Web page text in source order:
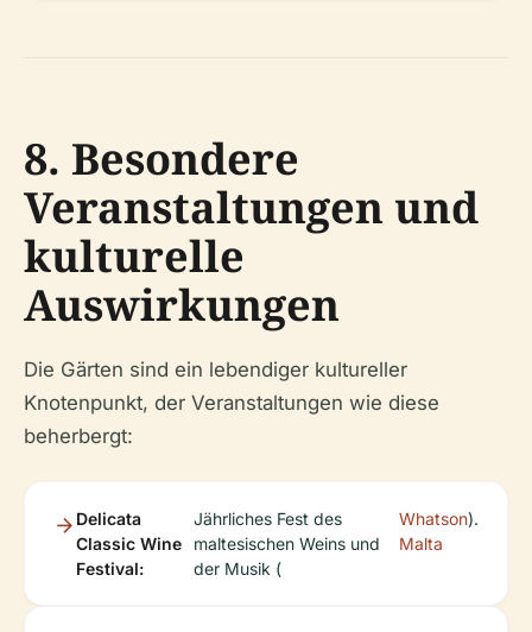
8. Besondere
Veranstaltungen und
kulturelle
Auswirkungen
Die Gärten sind ein lebendiger kultureller
Knotenpunkt, der Veranstaltungen wie diese
beherbergt:
Delicata
Classic Wine
Festival:
Jährliches Fest des
maltesischen Weins und
der Musik (
Whatson
Malta
).